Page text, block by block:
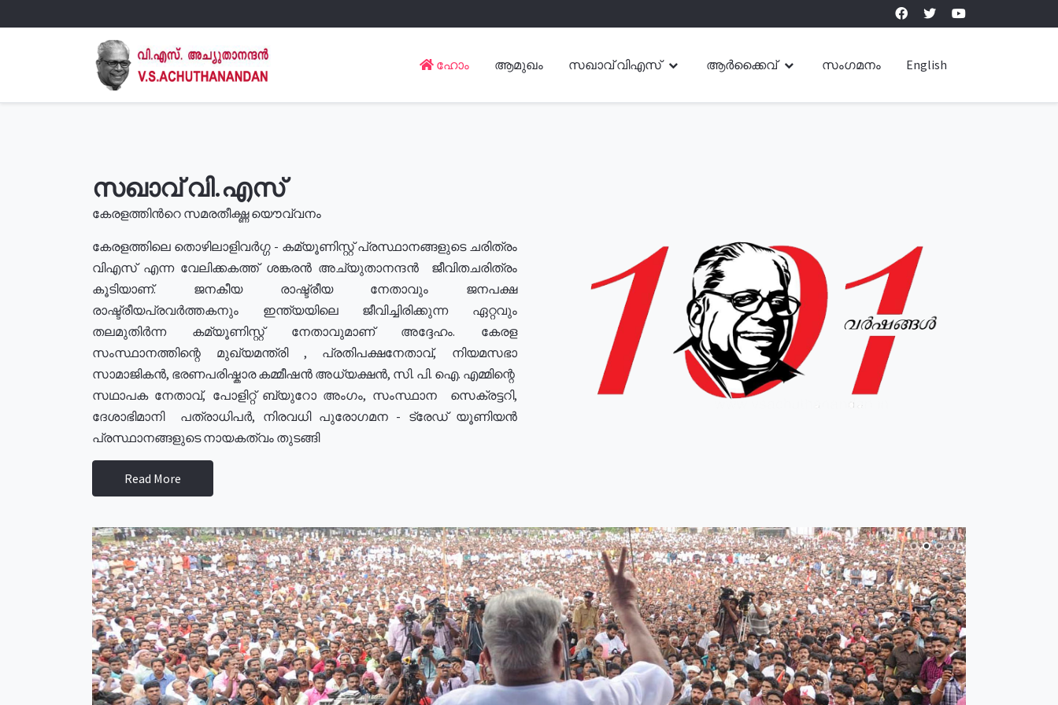
ഹോം ആമുഖം സഖാവ് വിഎസ് ആർക്കൈവ് സംഗമനം English
സഖാവ് വി.എസ്
കേരളത്തിൻറെ സമരതീക്ഷ്ണ യൌവ്വനം
കേരളത്തിലെ തൊഴിലാളിവർഗ്ഗ - കമ്യൂണിസ്റ്റ് പ്രസ്ഥാനങ്ങളുടെ ചരിത്രം
വിഎസ് എന്ന വേലിക്കകത്ത് ശങ്കരൻ അച്യുതാനന്ദൻ ജീവിതചരിത്രം
കൂടിയാണ്. ജനകീയ രാഷ്ട്രീയ നേതാവും ജനപക്ഷ
രാഷ്ട്രീയപ്രവർത്തകനും ഇന്ത്യയിലെ ജീവിച്ചിരിക്കുന്ന ഏറ്റവും
തലമുതിർന്ന കമ്യൂണിസ്റ്റ് നേതാവുമാണ് അദ്ദേഹം. കേരള
സംസ്ഥാനത്തിന്റെ മുഖ്യമന്ത്രി , പ്രതിപക്ഷനേതാവ്, നിയമസഭാ
സാമാജികൻ, ഭരണപരിഷ്കാര കമ്മീഷൻ അധ്യക്ഷൻ, സി. പി. ഐ. എമ്മിന്റെ
സഥാപക നേതാവ്, പോളിറ്റ് ബ്യുറോ അംഗം, സംസ്ഥാന സെക്രട്ടറി,
ദേശാഭിമാനി പത്രാധിപർ, നിരവധി പുരോഗമന - ട്രേഡ് യൂണിയൻ
പ്രസ്ഥാനങ്ങളുടെ നായകത്വം തുടങ്ങി
Read More